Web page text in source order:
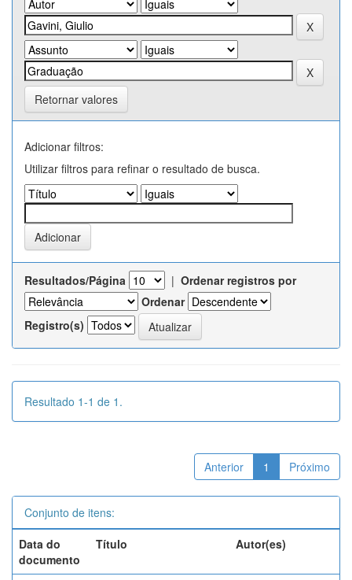
Retornar valores
Adicionar filtros:
Utilizar filtros para refinar o resultado de busca.
Resultados/Página | Ordenar registros por
Ordenar
Registro(s)
Resultado 1-1 de 1.
Anterior 1 Próximo
Conjunto de itens:
Data do
documento
Título Autor(es)